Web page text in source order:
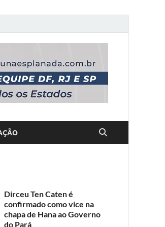
Dirceu Ten Caten é
confirmado como vice na
chapa de Hana ao Governo
do Pará